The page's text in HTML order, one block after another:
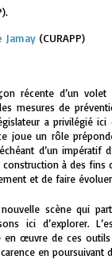
Jamay (CURAPP)
récente d’un volet
mesures de
a privilégié ici
joue un rôle
d’un impératif
à des
et de faire
scène qui
ici d’explorer.
en œuvre de ces
en poursuivant